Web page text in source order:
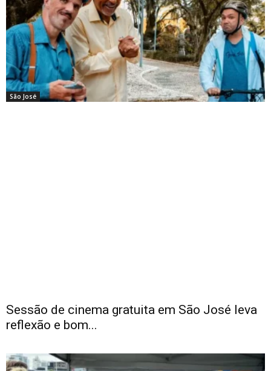
São José
Sessão de cinema gratuita em São José leva
reflexão e bom...